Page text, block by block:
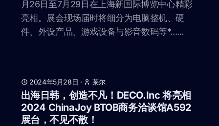
月26日至7月29日在上海新国际博览中心精彩
亮相。展会现场届时将细分为电脑整机、硬
件、外设产品、游戏设备与影音数码等*......
2024年5月28日 · 莱尔
出海日韩，创造不凡！DECO.Inc 将亮相
2024 ChinaJoy BTOB商务洽谈馆A592
展台，不见不散！